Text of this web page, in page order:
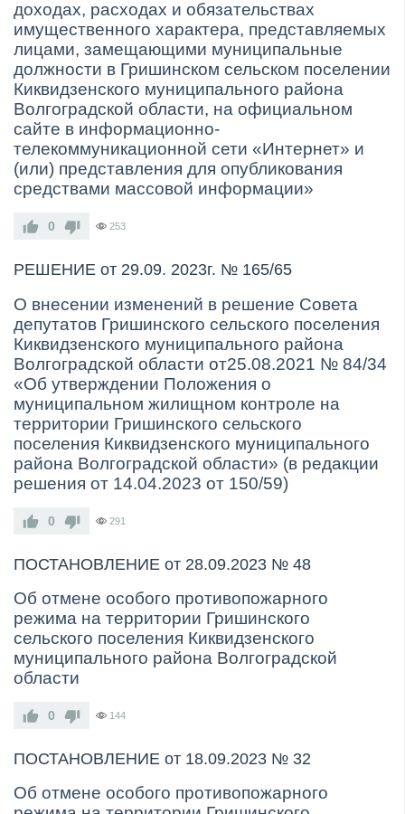
доходах, расходах и обязательствах
имущественного характера, представляемых
лицами, замещающими муниципальные
должности в Гришинском сельском поселении
Киквидзенского муниципального района
Волгоградской области, на официальном
сайте в информационно-
телекоммуникационной сети «Интернет» и
(или) представления для опубликования
средствами массовой информации»
0 253
РЕШЕНИЕ от 29.09. 2023г. № 165/65
О внесении изменений в решение Совета
депутатов Гришинского сельского поселения
Киквидзенского муниципального района
Волгоградской области от25.08.2021 № 84/34
«Об утверждении Положения о
муниципальном жилищном контроле на
территории Гришинского сельского
поселения Киквидзенского муниципального
района Волгоградской области» (в редакции
решения от 14.04.2023 от 150/59)
0 291
ПОСТАНОВЛЕНИЕ от 28.09.2023 № 48
Об отмене особого противопожарного
режима на территории Гришинского
сельского поселения Киквидзенского
муниципального района Волгоградской
области
0 144
ПОСТАНОВЛЕНИЕ от 18.09.2023 № 32
Об отмене особого противопожарного